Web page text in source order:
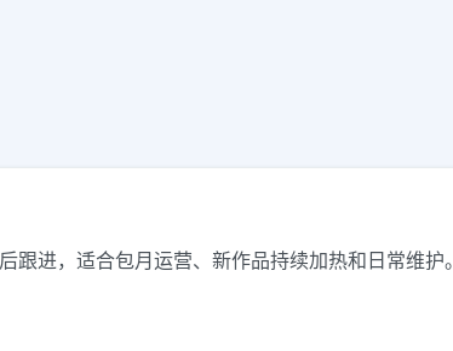
进，适合包月运营、新作品持续加热和日常维护。